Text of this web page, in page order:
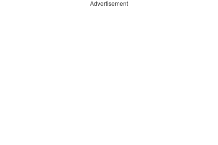
Advertisement